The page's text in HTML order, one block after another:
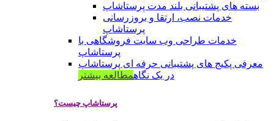
بسته های پشتیبانی بلند مدت پرستاشاپ
خدمات نصب، ارتقا و بروزرسانی
پرستاشاپ
خدمات طراحی وب سایت فروشگاهی با
پرستاشاپ
معرفی پکیج های پشتیبانی حرفه ای پرستاشاپ
در یک نگاهمطالعه بیشتر
پرستاشاپ چیست؟